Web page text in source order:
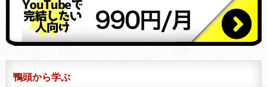
鴨頭から学ぶ